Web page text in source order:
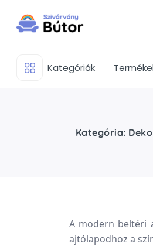
Kategóriák
Kategória:
A modern beltéri
ajtólapodhoz a